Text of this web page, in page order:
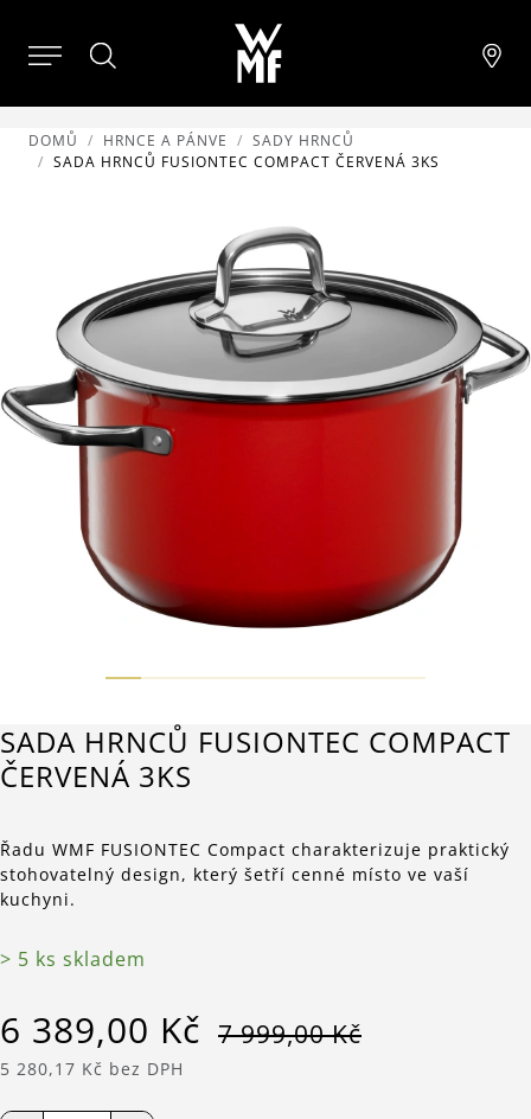
DOMŮ HRNCE A PÁNVE
SADY HRNCŮ
SADA HRNCŮ FUSIONTEC COMPACT ČERVENÁ 3KS
SADA HRNCŮ FUSIONTEC COMPACT
ČERVENÁ 3KS
Řadu WMF FUSIONTEC Compact charakterizuje praktický
stohovatelný design, který šetří cenné místo ve vaší
kuchyni.
> 5 ks skladem
6 389,00 Kč 7 999,00 Kč
5 280,17 Kč bez DPH